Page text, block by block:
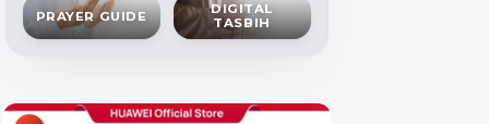
PRAYER GUIDE
DIGITAL
TASBIH